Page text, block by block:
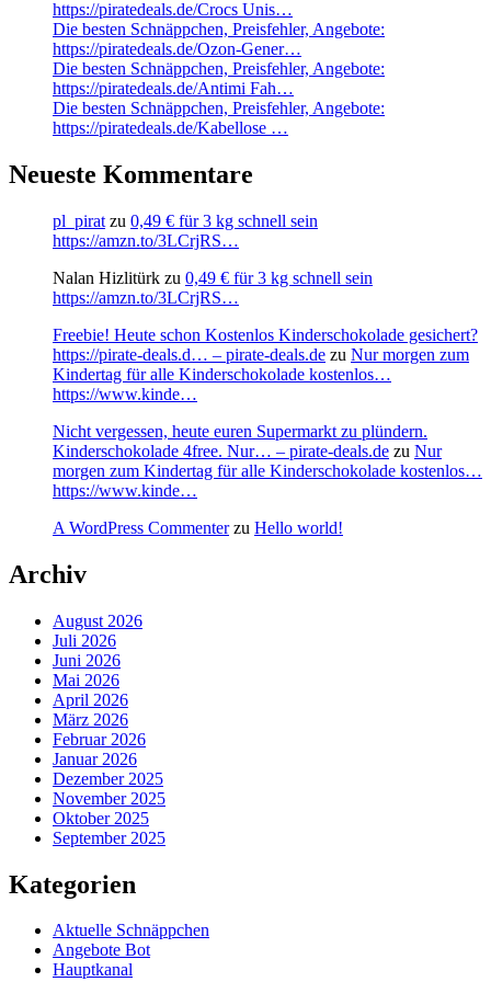
https://piratedeals.de/Crocs Unis…
Die besten Schnäppchen, Preisfehler, Angebote:
https://piratedeals.de/Ozon-Gener…
Die besten Schnäppchen, Preisfehler, Angebote:
https://piratedeals.de/Antimi Fah…
Die besten Schnäppchen, Preisfehler, Angebote:
https://piratedeals.de/Kabellose …
Neueste Kommentare
pl_pirat zu 0,49 € für 3 kg schnell sein
https://amzn.to/3LCrjRS…
Nalan Hizlitürk zu 0,49 € für 3 kg schnell sein
https://amzn.to/3LCrjRS…
Freebie! Heute schon Kostenlos Kinderschokolade gesichert?
https://pirate-deals.d… – pirate-deals.de zu Nur morgen zum
Kindertag für alle Kinderschokolade kostenlos…
https://www.kinde…
Nicht vergessen, heute euren Supermarkt zu plündern.
Kinderschokolade 4free. Nur… – pirate-deals.de zu Nur
morgen zum Kindertag für alle Kinderschokolade kostenlos…
https://www.kinde…
A WordPress Commenterzu Hello world!
Archiv
August 2026
Juli 2026
Juni 2026
Mai 2026
April 2026
März 2026
Februar 2026
Januar 2026
Dezember 2025
November 2025
Oktober 2025
September 2025
Kategorien
Aktuelle Schnäppchen
Angebote Bot
Hauptkanal